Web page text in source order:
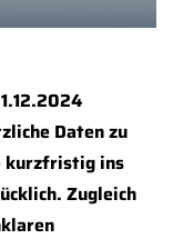
Daten zu
kurzfristig ins
Zugleich